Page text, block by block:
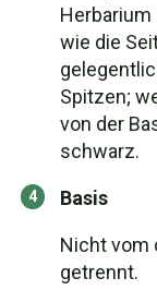
wie die
Spitzen;
von der
schwarz.
Basis
Nicht vom
getrennt.